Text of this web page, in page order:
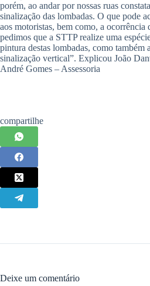
porém, ao andar por nossas ruas
sinalização das lombadas. O que pode
aos motoristas, bem como, a ocorrência
pedimos que a STTP realize uma
pintura destas lombadas, como também
sinalização vertical”. Explicou João
André Gomes – Assessoria
compartilhe
Deixe um comentário